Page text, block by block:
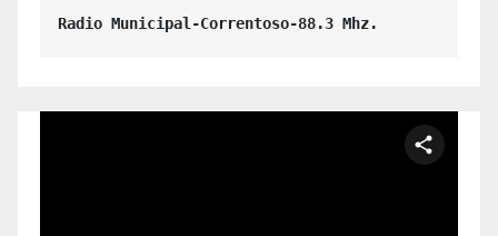
Radio Municipal-Correntoso-88.3 Mhz.